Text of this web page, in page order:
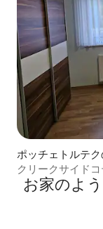
ポッチェトルテ
クリークサイド
お家のよ